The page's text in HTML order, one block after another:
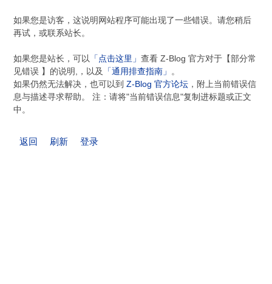
如果您是访客，这说明网站程序可能出现了一些错误。请您稍后
再试，或联系站长。
如果您是站长，可以 「点击这里」查看 Z-Blog 官方对于【部分常
见错误 】的说明,，以及
「通用排查指南」 。
如果仍然无法解决，也可以到Z-Blog 官方论坛 ，附上当前错误信
息与描述寻求帮助。 注：请将"当前错误信息"复制进标题或正文
中。
返回 刷新 登录